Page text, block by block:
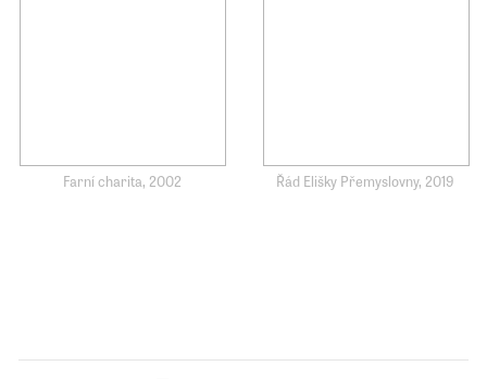
Farní charita, 2002 Řád Elišky Přemyslovny, 2019